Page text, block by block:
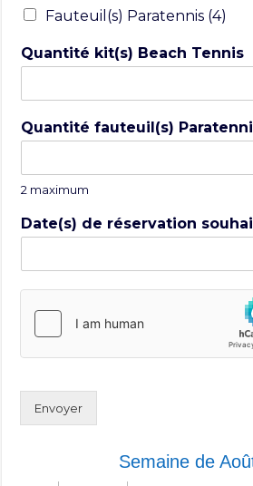
Fauteuil(s) Paratennis (4)
Quantité kit(s) Beach Tennis
Quantité fauteuil(s)
2 maximum
Date(s) de réservation
Envoyer
Semaine de